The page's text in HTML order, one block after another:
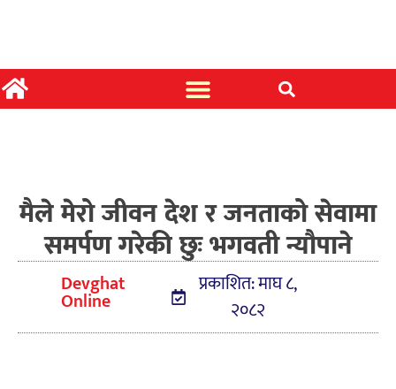
मैले मेरो जीवन देश र जनताको सेवामा
समर्पण गरेकी छुः भगवती न्यौपाने
Devghat
Online
प्रकाशित: माघ ८,
२०८२